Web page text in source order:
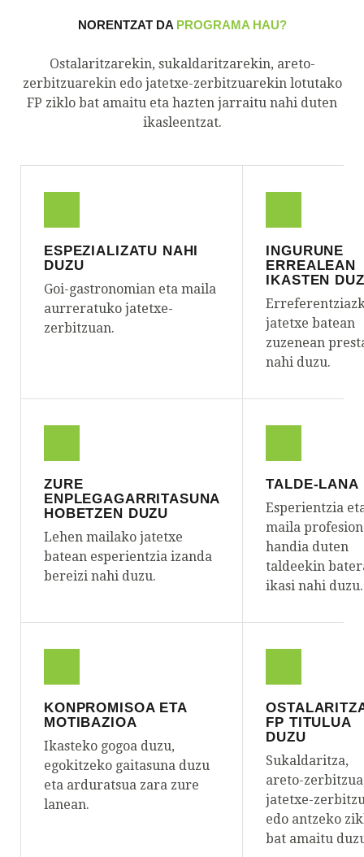
NORENTZAT DA PROGRAMA HAU?
Ostalaritzarekin, sukaldaritzarekin, areto-
zerbitzuarekin edo jatetxe-zerbitzuarekin lotutako
FP ziklo bat amaitu eta hazten jarraitu nahi duten
ikasleentzat.
ESPEZIALIZATU NAHI
DUZU
Goi-gastronomian eta maila
aurreratuko jatetxe-
zerbitzuan.
INGURUNE
ERREALEAN
IKASTEN
jatetxe batean
zuzenean
nahi duzu.
ZURE
ENPLEGAGARRITASUNA
HOBETZEN DUZU
Lehen mailako jatetxe
batean esperientzia izanda
bereizi nahi duzu.
TALDE-LANA
Esperientzia
maila
handia duten
taldeekin
ikasi nahi duzu.
KONPROMISOA ETA
MOTIBAZIOA
Ikasteko gogoa duzu,
egokitzeko gaitasuna duzu
eta arduratsua zara zure
lanean.
FP TITULUA
DUZU
Sukaldaritza,
areto-
jatetxe-
edo antzeko
bat amaitu